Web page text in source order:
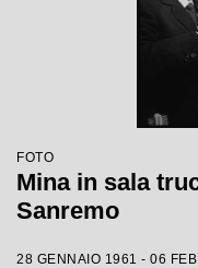
FOTO
Mina in sala
Sanremo
28 GENNAIO 1961 - 06